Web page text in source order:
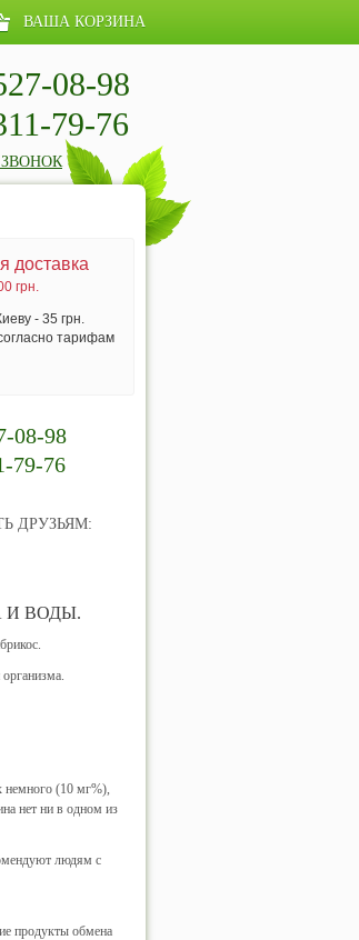
ВАША КОРЗИНА
08-98
79-76
доставка
грн.
- 35 грн.
тарифам
08-98
79-76
ДРУЗЬЯМ:
И ВОДЫ.
немного (10 мг%),
нет ни в одном из
людям с
продукты обмена